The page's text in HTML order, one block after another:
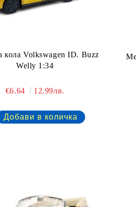
кола Volkswagen ID. Buzz
Welly 1:34
€6.64 12.99лв.